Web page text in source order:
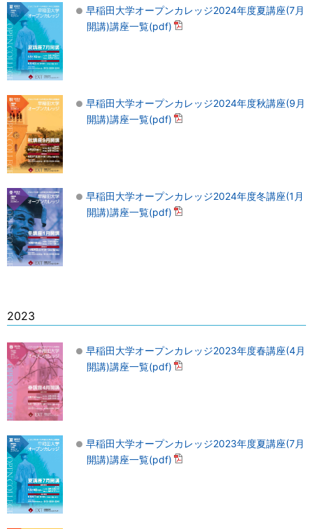
早稲田大学オープンカレッジ2024年度夏講座(7月
開講)講座一覧(pdf)
早稲田大学オープンカレッジ2024年度秋講座(9月
開講)講座一覧(pdf)
早稲田大学オープンカレッジ2024年度冬講座(1月
開講)講座一覧(pdf)
2023
早稲田大学オープンカレッジ2023年度春講座(4月
開講)講座一覧(pdf)
早稲田大学オープンカレッジ2023年度夏講座(7月
開講)講座一覧(pdf)